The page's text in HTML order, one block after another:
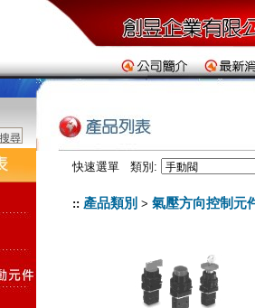
快速選單 類別:
:: 產品類別 > 氣壓方向控制元